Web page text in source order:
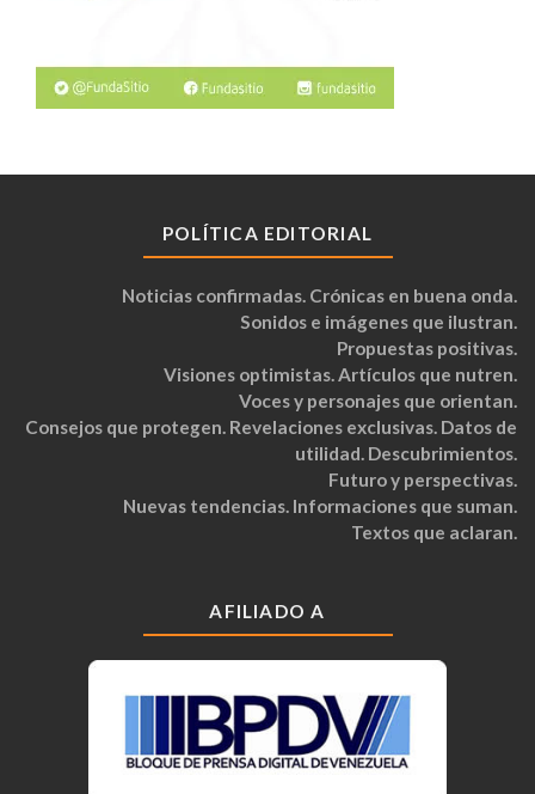
POLÍTICA EDITORIAL
Noticias confirmadas. Crónicas en buena onda.
Sonidos e imágenes que ilustran.
Propuestas positivas.
Visiones optimistas. Artículos que nutren.
Voces y personajes que orientan.
Consejos que protegen. Revelaciones exclusivas. Datos de
utilidad. Descubrimientos.
Futuro y perspectivas.
Nuevas tendencias. Informaciones que suman.
Textos que aclaran.
AFILIADO A